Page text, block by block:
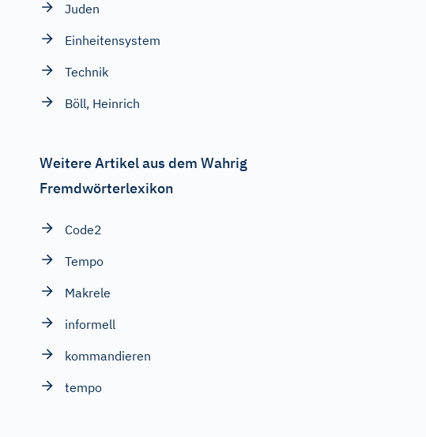
Juden
Einheitensystem
Technik
Böll, Heinrich
Weitere Artikel aus dem Wahrig
Fremdwörterlexikon
Code2
Tempo
Makrele
informell
kommandieren
tempo